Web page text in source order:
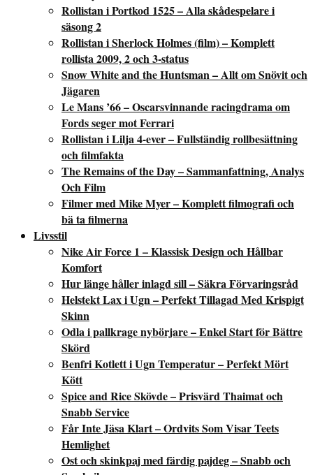
Rollistan i Portkod 1525 – Alla skådespelare i
säsong 2
Rollistan i Sherlock Holmes (film) – Komplett
rollista 2009, 2 och 3-status
Snow White and the Huntsman – Allt om Snövit och
Jägaren
Le Mans ’66 – Oscarsvinnande racingdrama om
Fords seger mot Ferrari
Rollistan i Lilja 4-ever – Fullständig rollbesättning
och filmfakta
The Remains of the Day – Sammanfattning, Analys
Och Film
Filmer med Mike Myer – Komplett filmografi och
bä ta filmerna
Livsstil
Nike Air Force 1 – Klassisk Design och Hållbar
Komfort
Hur länge håller inlagd sill – Säkra Förvaringsråd
Helstekt Lax i Ugn – Perfekt Tillagad Med Krispigt
Skinn
Odla i pallkrage nybörjare – Enkel Start för Bättre
Skörd
Benfri Kotlett i Ugn Temperatur – Perfekt Mört
Kött
Spice and Rice Skövde – Prisvärd Thaimat och
Snabb Service
Får Inte Jäsa Klart – Ordvits Som Visar Teets
Hemlighet
Ost och skinkpaj med färdig pajdeg – Snabb och